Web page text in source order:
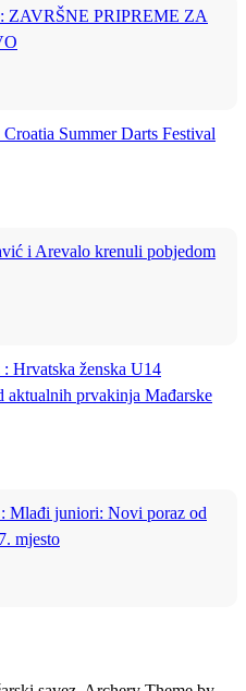
ZAVRŠNE PRIPREME ZA
Summer Darts Festival
i Arevalo krenuli pobjedom
Hrvatska ženska U14
aktualnih prvakinja Mađarske
Mlađi juniori: Novi poraz od
mjesto